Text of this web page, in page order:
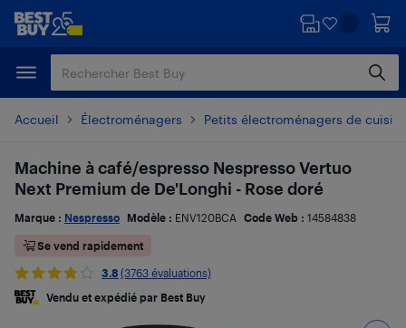
Passer
principal
Passer
Accueil Électroménagers Petits électroménagers de
Machine à café/espresso Nespresso Vertuo
Next Premium de De'Longhi - Rose doré
Marque : Nespresso Modèle : ENV120BCA Code Web : 14584838
Se vend rapidement
3.8 (3763 évaluations)
Vendu et expédié par Best Buy